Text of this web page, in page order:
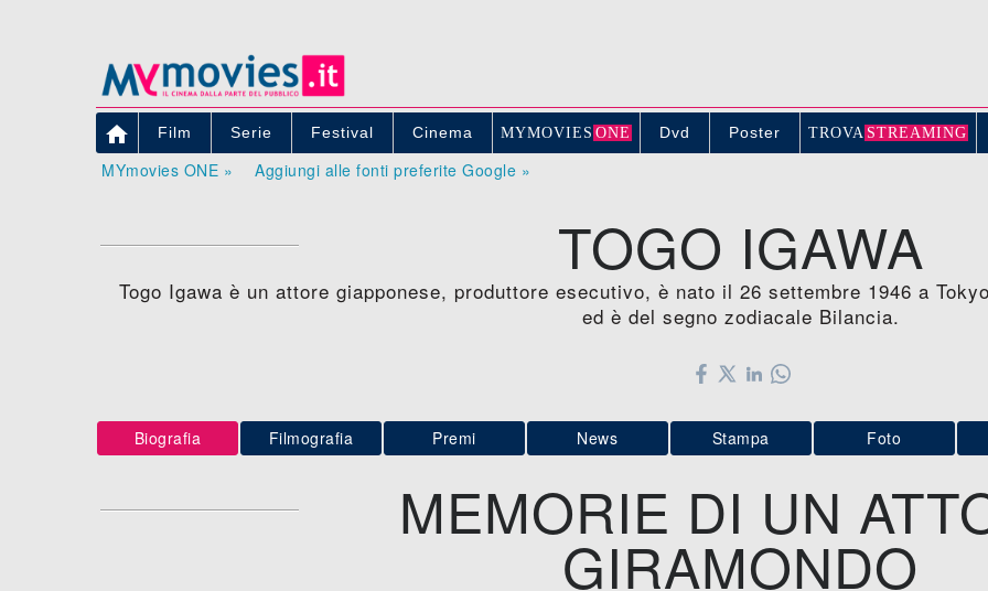
 Film Serie Festival Cinema MYMOVIE S ONE Dvd Poster TROVA STREAMING
MYmovies ONE » Aggiungi alle fonti preferite Google »
TOGO IGAWA
Togo Igawa è un attore giapponese, produttore esecutivo, è nato il 26 settembre 1946 a
ed è del segno zodiacale Bilancia.
Biografia Filmografia Premi News Stampa Foto
MEMORIE DI UN
GIRAMONDO